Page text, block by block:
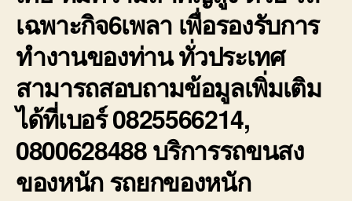
เฉพาะกิจ6เพลา เพื่อรองรับการ
ทำงานของท่าน ทั่วประเทศ
สามารถสอบถามข้อมูลเพิ่มเติม
ได้ที่เบอร์ 0825566214,
0800628488 บริการรถขนสง
ของหนัก รถยกของหนัก